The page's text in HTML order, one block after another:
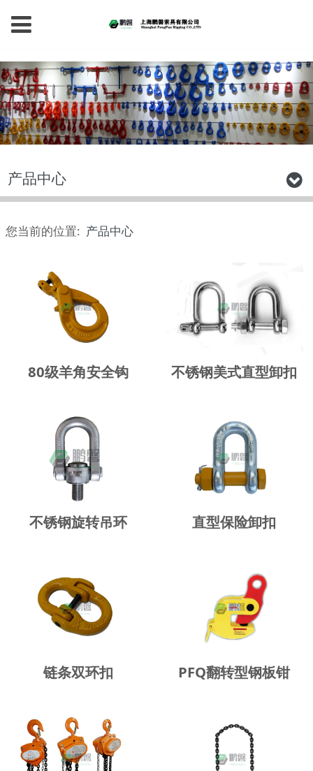
产品中心
您当前的位置: 产品中心
80级羊角安全钩 不锈钢美式直型卸扣
不锈钢旋转吊环 直型保险卸扣
链条双环扣 PFQ翻转型钢板钳